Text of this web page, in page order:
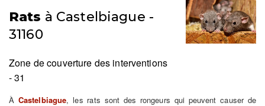
Rats à Castelbiague -
31160
Zone de couverture des interventions
- 31
À Castelbiague, les rats sont des rongeurs qui peuvent causer de